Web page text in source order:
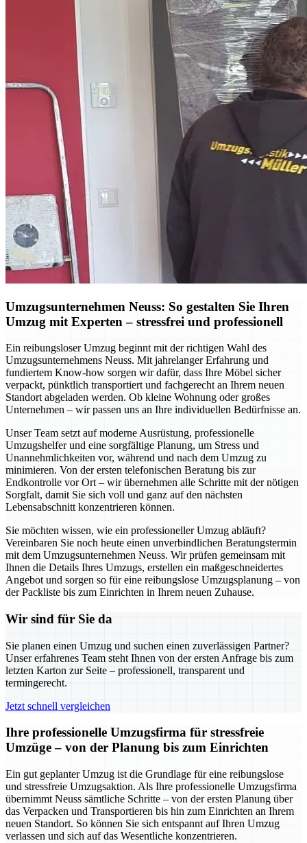
Umzugsunternehmen Neuss: So gestalten Sie Ihren
Umzug mit Experten – stressfrei und professionell
Ein reibungsloser Umzug beginnt mit der richtigen Wahl des
Umzugsunternehmens Neuss. Mit jahrelanger Erfahrung und
fundiertem Know-how sorgen wir dafür, dass Ihre Möbel sicher
verpackt, pünktlich transportiert und fachgerecht an Ihrem neuen
Standort abgeladen werden. Ob kleine Wohnung oder großes
Unternehmen – wir passen uns an Ihre individuellen Bedürfnisse an.
Unser Team setzt auf moderne Ausrüstung, professionelle
Umzugshelfer und eine sorgfältige Planung, um Stress und
Unannehmlichkeiten vor, während und nach dem Umzug zu
minimieren. Von der ersten telefonischen Beratung bis zur
Endkontrolle vor Ort – wir übernehmen alle Schritte mit der nötigen
Sorgfalt, damit Sie sich voll und ganz auf den nächsten
Lebensabschnitt konzentrieren können.
Sie möchten wissen, wie ein professioneller Umzug abläuft?
Vereinbaren Sie noch heute einen unverbindlichen Beratungstermin
mit dem Umzugsunternehmen Neuss. Wir prüfen gemeinsam mit
Ihnen die Details Ihres Umzugs, erstellen ein maßgeschneidertes
Angebot und sorgen so für eine reibungslose Umzugsplanung – von
der Packliste bis zum Einrichten in Ihrem neuen Zuhause.
Wir sind für Sie da
Sie planen einen Umzug und suchen einen zuverlässigen Partner?
Unser erfahrenes Team steht Ihnen von der ersten Anfrage bis zum
letzten Karton zur Seite – professionell, transparent und
termingerecht.
Jetzt schnell vergleichen
Ihre professionelle Umzugsfirma für stressfreie
Umzüge – von der Planung bis zum Einrichten
Ein gut geplanter Umzug ist die Grundlage für eine reibungslose
und stressfreie Umzugsaktion. Als Ihre professionelle Umzugsfirma
übernimmt Neuss sämtliche Schritte – von der ersten Planung über
das Verpacken und Transportieren bis hin zum Einrichten an Ihrem
neuen Standort. So können Sie sich entspannt auf Ihren Umzug
verlassen und sich auf das Wesentliche konzentrieren.